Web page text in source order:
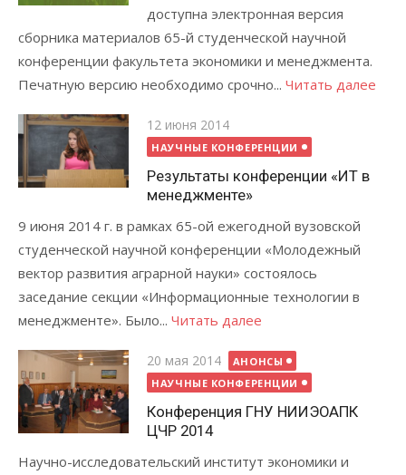
доступна электронная версия
сборника материалов 65-й студенческой научной
конференции факультета экономики и менеджмента.
Печатную версию необходимо срочно... Читать далее
Posted
on
12 июня 2014
НАУЧНЫЕ КОНФЕРЕНЦИИ
Результаты конференции «ИТ в
менеджменте»
9 июня 2014 г. в рамках 65-ой ежегодной вузовской
студенческой научной конференции «Молодежный
вектор развития аграрной науки» состоялось
заседание секции «Информационные технологии в
менеджменте». Было... Читать далее
Posted
on
20 мая 2014
АНОНСЫ
НАУЧНЫЕ КОНФЕРЕНЦИИ
Конференция ГНУ НИИЭОАПК
ЦЧР 2014
Научно-исследовательский институт экономики и